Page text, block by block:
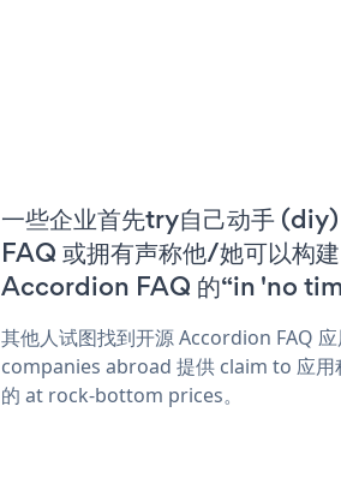
一些企业首先try自己动手
FAQ 或拥有声称他/她可以构
Accordion FAQ 的“in 'no
其他人试图找到开源 Accordion FAQ
companies abroad 提供 claim to 应用
的 at rock-bottom prices。